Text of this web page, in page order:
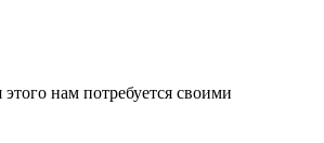
нам потребуется своими